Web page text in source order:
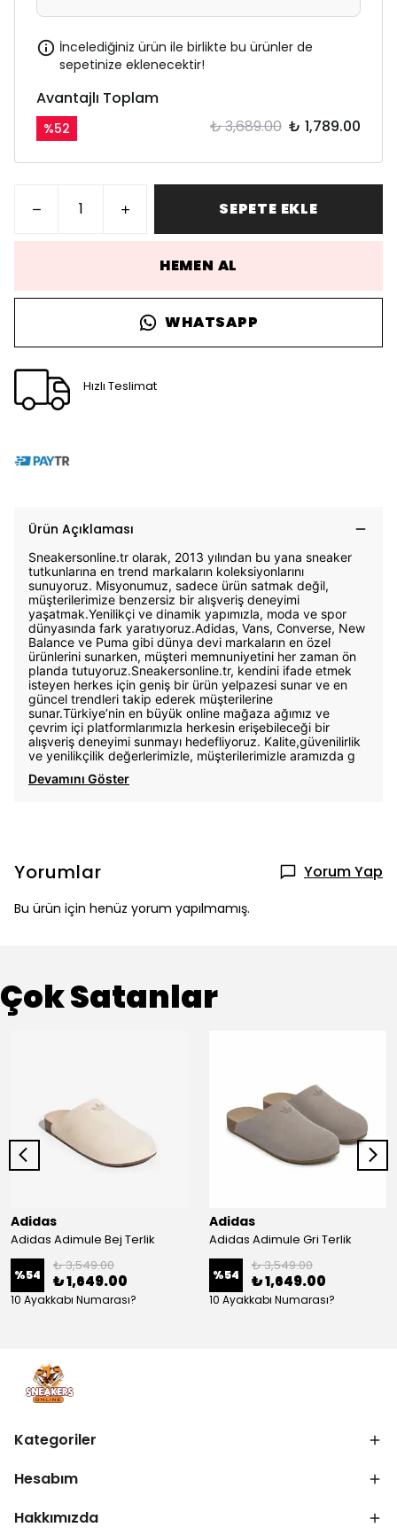
İncelediğiniz ürün ile birlikte bu ürünler de
sepetinize eklenecektir!
Avantajlı Toplam
%52 ₺ 3,689.00 ₺ 1,789.00
SEPETE EKLE
HEMEN AL
WHATSAPP
Hızlı Teslimat
Ürün Açıklaması
Sneakersonline.tr olarak, 2013 yılından bu yana sneaker
tutkunlarına en trend markaların koleksiyonlarını
sunuyoruz. Misyonumuz, sadece ürün satmak değil,
müşterilerimize benzersiz bir alışveriş deneyimi
yaşatmak.Yenilikçi ve dinamik yapımızla, moda ve spor
dünyasında fark yaratıyoruz.Adidas, Vans, Converse, New
Balance ve Puma gibi dünya devi markaların en özel
ürünlerini sunarken, müşteri memnuniyetini her zaman ön
planda tutuyoruz.Sneakersonline.tr, kendini ifade etmek
isteyen herkes için geniş bir ürün yelpazesi sunar ve en
güncel trendleri takip ederek müşterilerine
sunar.Türkiye’nin en büyük online mağaza ağımız ve
çevrim içi platformlarımızla herkesin erişebileceği bir
alışveriş deneyimi sunmayı hedefliyoruz. Kalite,güvenilirlik
ve yenilikçilik değerlerimizle, müşterilerimizle aramızda g
Devamını Göster
Yorumlar Yorum Yap
Bu ürün için henüz yorum yapılmamış.
Çok Satanlar
Adidas
Adidas Adimule Bej Terlik
%54
₺ 3,549.00
₺ 1,649.00
10 Ayakkabı Numarası?
Adidas
Adidas Adimule Gri Terlik
%54
₺ 3,549.00
₺ 1,649.00
10 Ayakkabı Numarası?
Kategoriler
Hesabım
Hakkımızda